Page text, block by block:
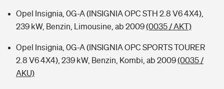
Opel Insignia, 0G-A (INSIGNIA OPC STH 2.8 V6 4X4),
239 kW, Benzin, Limousine, ab 2009(0035 / AKT)
Opel Insignia, 0G-A (INSIGNIA OPC SPORTS TOURER
2.8 V6 4X4), 239 kW, Benzin, Kombi, ab 2009(0035 /
AKU)